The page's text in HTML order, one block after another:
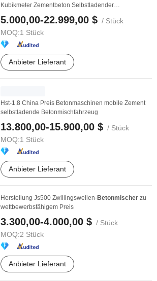
Kubikmeter Zementbeton Selbstladender
5.000,00-22.999,00 $ / Stück
MOQ:1 Stück
Anbieter Lieferant
Hst-1.8 China Preis Betonmaschinen mobile Zement
selbstladende Betonmischfahrzeug
13.800,00-15.900,00 $ / Stück
MOQ:1 Stück
Anbieter Lieferant
Herstellung Js500 Zwillingswellen-Betonmischer zu
wettbewerbsfähigem Preis
3.300,00-4.000,00 $ / Stück
MOQ:2 Stück
Anbieter Lieferant